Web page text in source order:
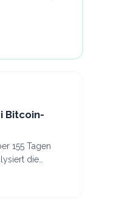
Bitcoin-
155 Tagen
die
und einem